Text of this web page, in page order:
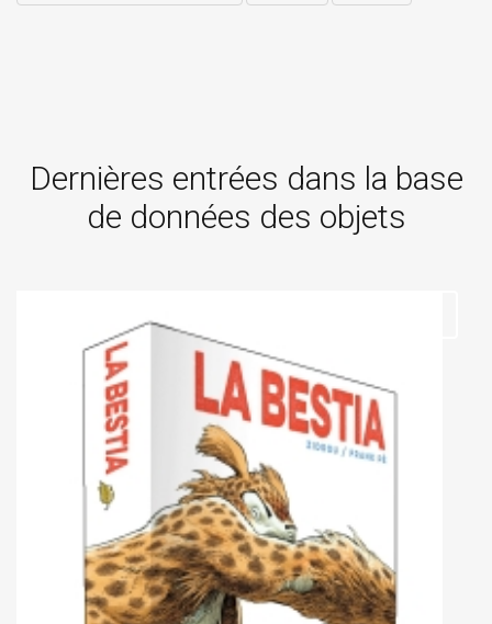
Dernières entrées dans la base
de données des objets